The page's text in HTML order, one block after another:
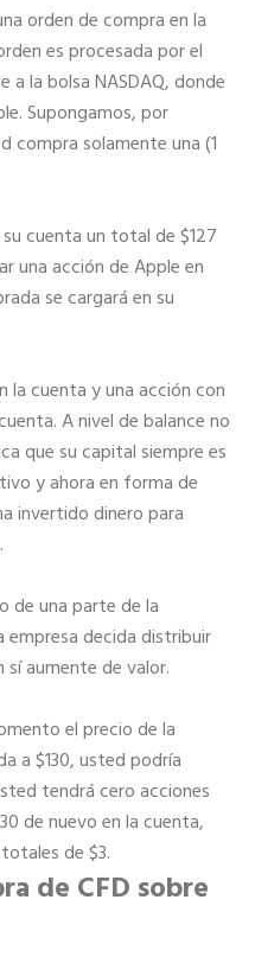
orden de compra en la
es procesada por el
la bolsa NASDAQ, donde
Supongamos, por
compra solamente una (1
cuenta un total de $127
una acción de Apple en
se cargará en su
la cuenta y una acción con
A nivel de balance no
que su capital siempre es
y ahora en forma de
invertido dinero para
de una parte de la
empresa decida distribuir
sí aumente de valor.
el precio de la
a $130, usted podría
tendrá cero acciones
de nuevo en la cuenta,
de $3.
de CFD sobre